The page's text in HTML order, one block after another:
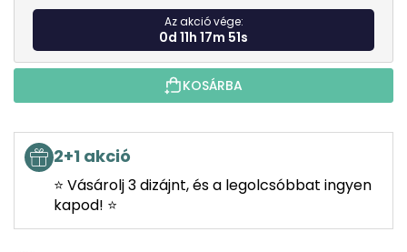
Az akció vége:
0d 11h 17m 50s
KOSÁRBA
2+1 akció
⭐ Vásárolj 3 dizájnt, és a legolcsóbbat ingyen
kapod! ⭐